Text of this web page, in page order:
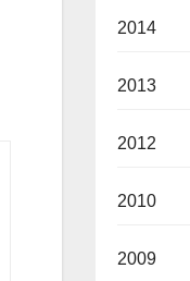
2014
2013
2012
2010
2009